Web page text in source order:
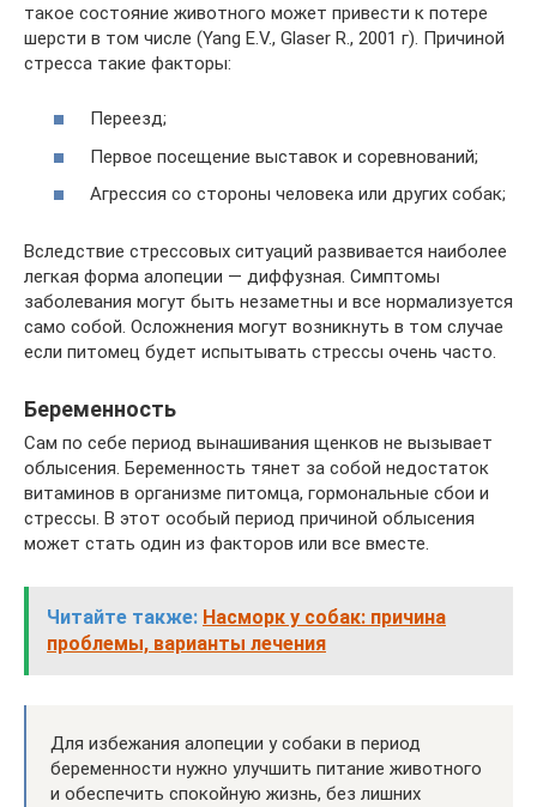
такое состояние животного может привести к потере
шерсти в том числе (Yang E.V., Glaser R., 2001 г). Причиной
стресса такие факторы:
Переезд;
Первое посещение выставок и соревнований;
Агрессия со стороны человека или других собак;
Вследствие стрессовых ситуаций развивается наиболее
легкая форма алопеции — диффузная. Симптомы
заболевания могут быть незаметны и все нормализуется
само собой. Осложнения могут возникнуть в том случае
если питомец будет испытывать стрессы очень часто.
Беременность
Сам по себе период вынашивания щенков не вызывает
облысения. Беременность тянет за собой недостаток
витаминов в организме питомца, гормональные сбои и
стрессы. В этот особый период причиной облысения
может стать один из факторов или все вместе.
Читайте также: Насморк у собак: причина
проблемы, варианты лечения
Для избежания алопеции у собаки в период
беременности нужно улучшить питание животного
и обеспечить спокойную жизнь, без лишних